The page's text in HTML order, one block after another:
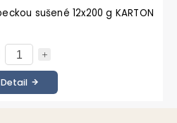
sušené 12x200 g KARTON
Detail